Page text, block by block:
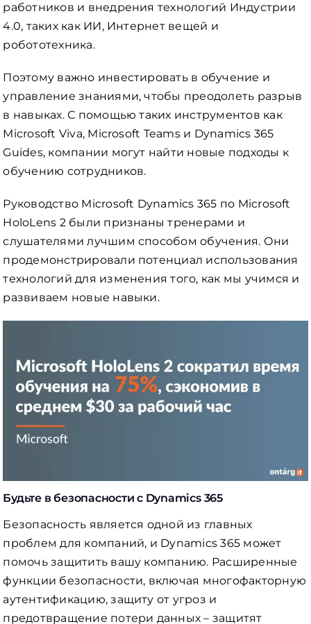
работников и внедрения технологий Индустрии
4.0, таких как ИИ, Интернет вещей и
робототехника.
Поэтому важно инвестировать в обучение и
управление знаниями, чтобы преодолеть разрыв
в навыках. С помощью таких инструментов как
Microsoft Viva, Microsoft Teams и Dynamics 365
Guides, компании могут найти новые подходы к
обучению сотрудников.
Руководство Microsoft Dynamics 365 по Microsoft
HoloLens 2 были признаны тренерами и
слушателями лучшим способом обучения. Они
продемонстрировали потенциал использования
технологий для изменения того, как мы учимся и
развиваем новые навыки.
Будьте в безопасности с Dynamics 365
Безопасность является одной из главных
проблем для компаний, и Dynamics 365 может
помочь защитить вашу компанию. Расширенные
функции безопасности, включая многофакторную
аутентификацию, защиту от угроз и
предотвращение потери данных – защитят